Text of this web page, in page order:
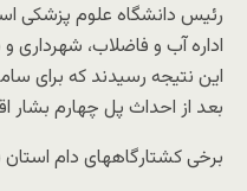
رئیس دانشگاه علوم پزشکی
اداره آب و فاضلاب، شهرداری
این نتیجه رسیدند که برای
بعد از احداث پل چهارم بشار
برخی کشتارگاههای دام